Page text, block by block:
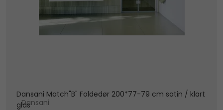
Dansani Match"B" Foldedør 200*77-79 cm satin / klart
glas
Dansani